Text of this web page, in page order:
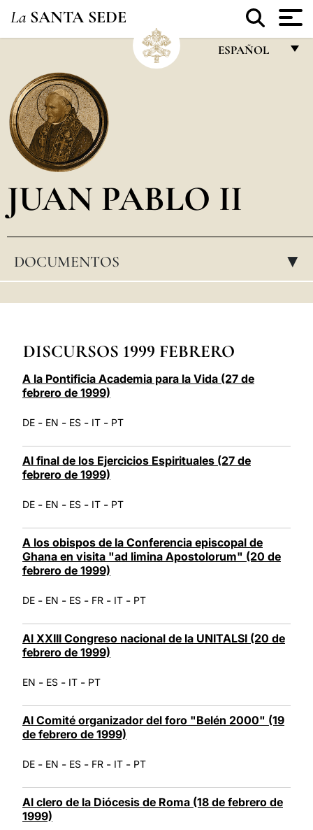
La SANTA SEDE
ESPAÑOL
ESPAÑOL
DEUTSCH
POLSKI
JUAN PABLO II
DOCUMENTOS ▸
DISCURSOS 1999 FEBRERO
A la Pontificia Academia para la Vida (27 de
febrero de 1999)
DE - EN - ES - IT - PT
Al final de los Ejercicios Espirituales (27 de
febrero de 1999)
DE - EN - ES - IT - PT
A los obispos de la Conferencia episcopal de
Ghana en visita "ad limina Apostolorum" (20 de
febrero de 1999)
DE - EN - ES - FR - IT - PT
Al XXIII Congreso nacional de la UNITALSI (20 de
febrero de 1999)
EN - ES - IT - PT
Al Comité organizador del foro "Belén 2000" (19
de febrero de 1999)
DE - EN - ES - FR - IT - PT
Al clero de la Diócesis de Roma (18 de febrero de
1999)